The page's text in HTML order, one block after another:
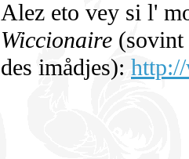
Alez eto vey si l'
Wiccionaire (sovint
des imådjes):